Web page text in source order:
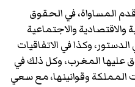
المساواة، في الحقوق
والاقتصادية والاجتماعية
الدستور، وكذا في الاتفاقيات
عليها المغرب، وكل ذلك في
المملكة وقوانينها، مع سعي